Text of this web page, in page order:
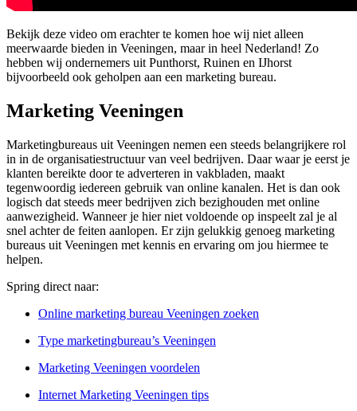
Bekijk deze video om erachter te komen hoe wij niet alleen
meerwaarde bieden in Veeningen, maar in heel Nederland! Zo
hebben wij ondernemers uit Punthorst, Ruinen en IJhorst
bijvoorbeeld ook geholpen aan een marketing bureau.
Marketing Veeningen
Marketingbureaus uit Veeningen nemen een steeds belangrijkere rol
in in de organisatiestructuur van veel bedrijven. Daar waar je eerst je
klanten bereikte door te adverteren in vakbladen, maakt
tegenwoordig iedereen gebruik van online kanalen. Het is dan ook
logisch dat steeds meer bedrijven zich bezighouden met online
aanwezigheid. Wanneer je hier niet voldoende op inspeelt zal je al
snel achter de feiten aanlopen. Er zijn gelukkig genoeg marketing
bureaus uit Veeningen met kennis en ervaring om jou hiermee te
helpen.
Spring direct naar:
Online marketing bureau Veeningen zoeken
Type marketingbureau’s Veeningen
Marketing Veeningen voordelen
Internet Marketing Veeningen tips